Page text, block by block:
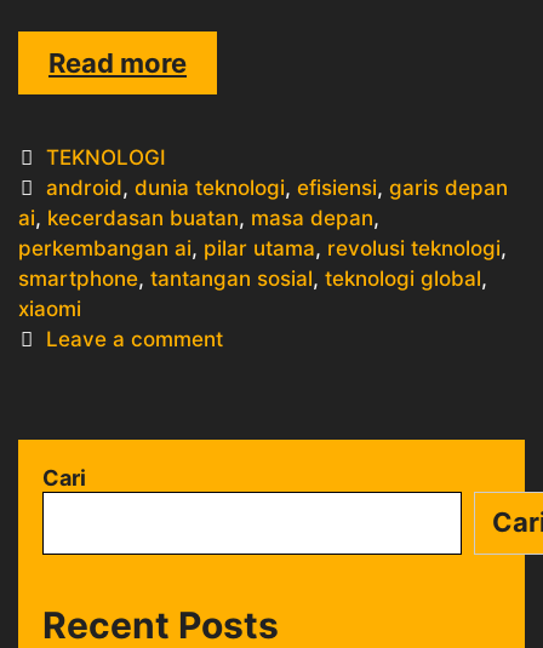
Read moreXIAOMI
15
Categories
TEKNOLOGI
Tags
android,dunia teknologi,efisiensi,garis depan
ai, kecerdasan buatan, masa depan,
perkembangan ai, pilar utama, revolusi teknologi,
smartphone, tantangan sosial, teknologi global,
xiaomi
Leave a comment
Cari
Recent Posts